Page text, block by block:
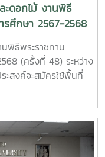
ะดอกไม้ งานพิธี
ศึกษา 2567-2568
พิธีพระราชทาน
(ครั้งที่ 48) ระหว่าง
สงค์จะสมัครใช้พื้นที่
าคารอิงคศรีกสิการ
บริการภายใน